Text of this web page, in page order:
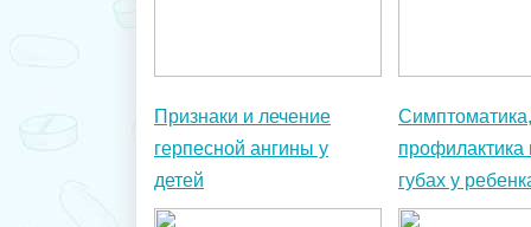
Признаки и лечение
герпесной ангины у
детей
профилактика
губах у